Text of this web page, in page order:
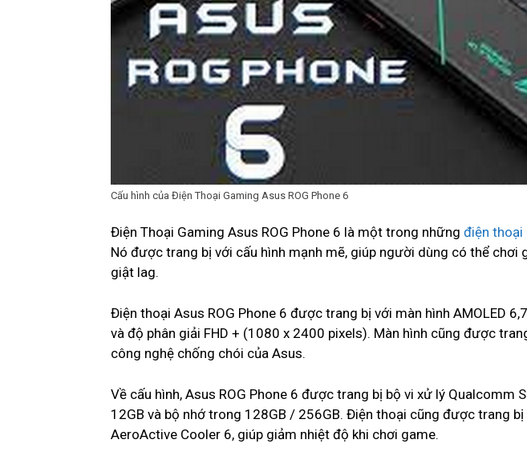
Cấu hình của Điện Thoại Gaming Asus ROG Phone 6
Điện Thoại Gaming Asus ROG Phone 6 là một trong những điện thoại
Nó được trang bị với cấu hình mạnh mẽ, giúp người dùng có thể chơi
giật lag.
Điện thoại Asus ROG Phone 6 được trang bị với màn hình AMOLED
và độ phân giải FHD + (1080 x 2400 pixels). Màn hình cũng được
công nghệ chống chói của Asus.
Về cấu hình, Asus ROG Phone 6 được trang bị bộ vi xử lý Qualcomm
12GB và bộ nhớ trong 128GB / 256GB. Điện thoại cũng được trang
AeroActive Cooler 6, giúp giảm nhiệt độ khi chơi game.